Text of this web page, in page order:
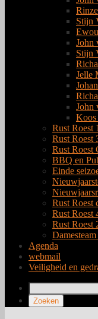
Stijn
John
Stijn
Jelle
John
Koos
Rust Roest
Rust Roest
Rust Roest
BBQ en
Einde
Rust Roest
Rust Roest
Rust Roest
Agenda
webmail
Veiligheid en